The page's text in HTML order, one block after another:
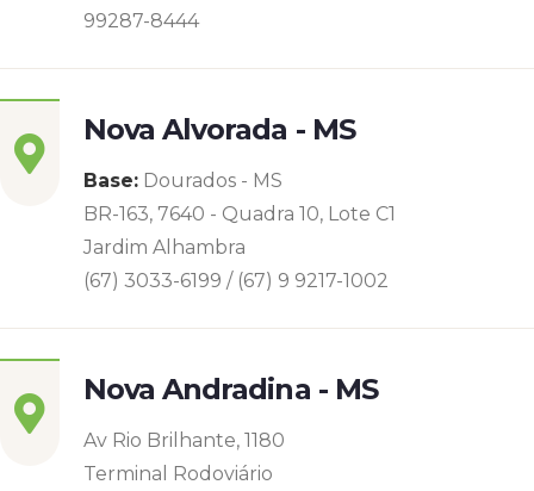
99287-8444
Nova Alvorada - MS
Base: Dourados - MS
BR-163, 7640 - Quadra 10, Lote C1
Jardim Alhambra
(67) 3033-6199 / (67) 9 9217-1002
Nova Andradina - MS
Av Rio Brilhante, 1180
Terminal Rodoviário